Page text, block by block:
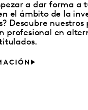
a dar forma a
el ámbito de la
Descubre nuestros
profesional en